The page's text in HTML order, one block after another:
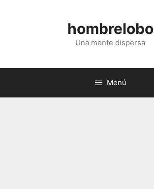
hombrelobo
Una mente dispersa
Menú